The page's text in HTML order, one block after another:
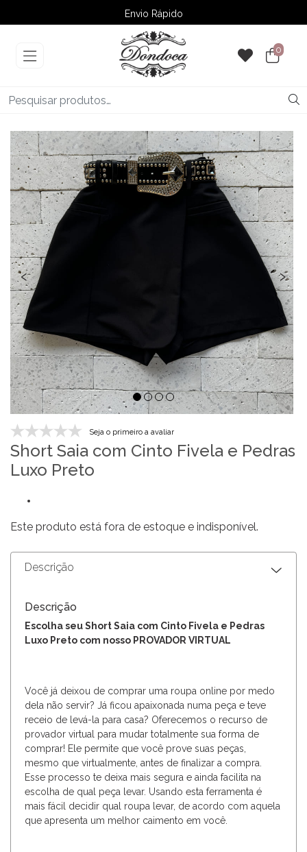
Envio Rápido
➚ Ofertas– Até 60% OFF
0
‹ ›
Seja o primeiro a avaliar
Short Saia com Cinto Fivela e Pedras
Luxo Preto
Este produto está fora de estoque e indisponível.
Descrição
Descrição
Escolha seu Short Saia com Cinto Fivela e Pedras
Luxo Preto com nosso PROVADOR VIRTUAL
Você já deixou de comprar uma roupa online por medo
dela não servir? Já ficou apaixonada numa peça e teve
receio de levá-la para casa? Oferecemos o recurso de
provador virtual para mudar totalmente sua forma de
comprar! Ele permite que você prove suas peças,
mesmo que virtualmente, antes de finalizar a compra.
Esse processo te deixa mais segura e ainda facilita na
escolha de qual peça levar. Usando esta ferramenta é
mais fácil decidir qual roupa levar, de acordo com aquela
que apresenta um melhor caimento em você.